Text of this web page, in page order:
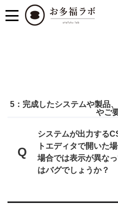
5：完成したシステムや製品
やご
Q
システムが出力する
トエディタで開いた
場合では表示が異な
はバグでしょうか？